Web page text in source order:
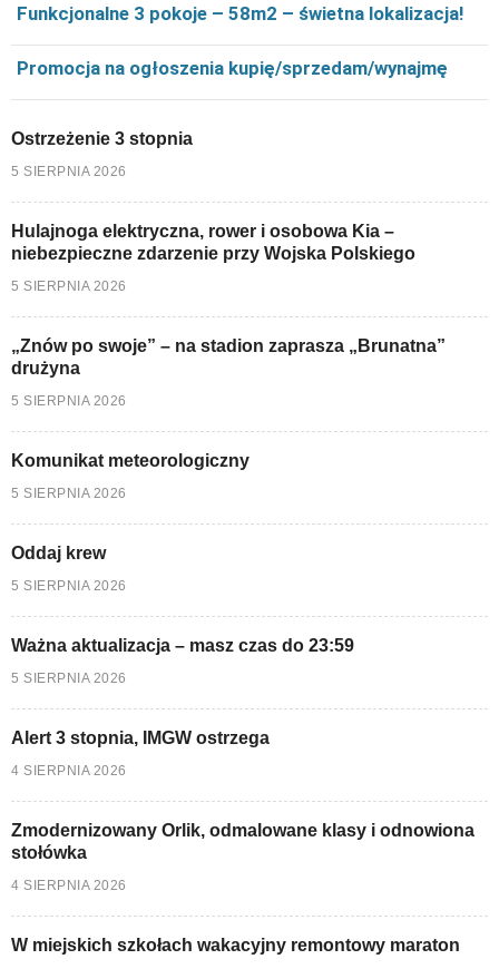
Funkcjonalne 3 pokoje – 58m2 – świetna lokalizacja!
Promocja na ogłoszenia kupię/sprzedam/wynajmę
Ostrzeżenie 3 stopnia
5 SIERPNIA 2026
Hulajnoga elektryczna, rower i osobowa Kia –
niebezpieczne zdarzenie przy Wojska Polskiego
5 SIERPNIA 2026
„Znów po swoje” – na stadion zaprasza „Brunatna”
drużyna
5 SIERPNIA 2026
Komunikat meteorologiczny
5 SIERPNIA 2026
Oddaj krew
5 SIERPNIA 2026
Ważna aktualizacja – masz czas do 23:59
5 SIERPNIA 2026
Alert 3 stopnia, IMGW ostrzega
4 SIERPNIA 2026
Zmodernizowany Orlik, odmalowane klasy i odnowiona
stołówka
4 SIERPNIA 2026
W miejskich szkołach wakacyjny remontowy maraton